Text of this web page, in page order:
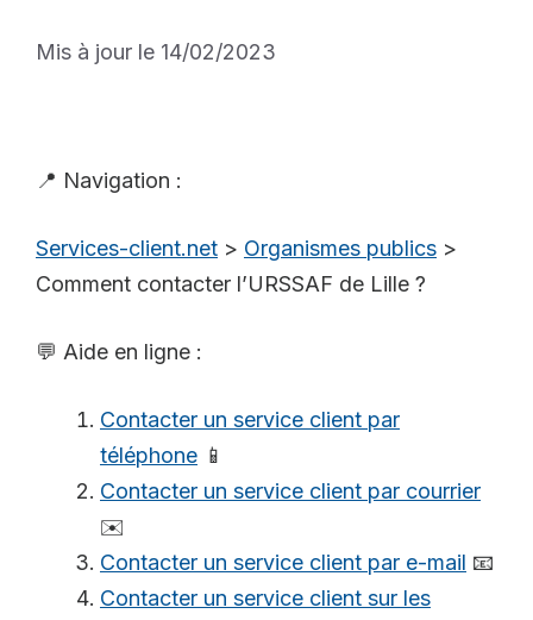
Mis à jour le 14/02/2023
📍 Navigation :
Services-client.net > Organismes publics >
Comment contacter l’URSSAF de Lille ?
💬 Aide en ligne :
Contacter un service client par
téléphone 📱
Contacter un service client par courrier
✉️
Contacter un service client par e-mail 📧
Contacter un service client sur les